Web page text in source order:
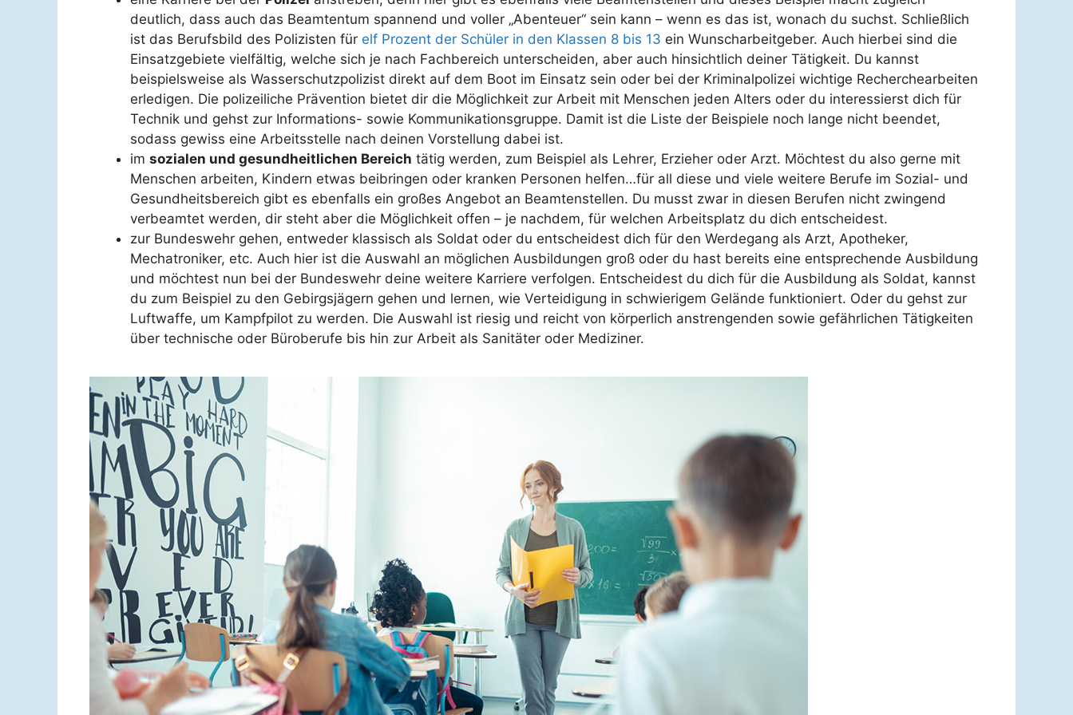
deutlich, dass auch das Beamtentum spannend und voller „Abenteuer“ sein kann – wenn es das ist, wonach du suchst. Schließlich
ist das Berufsbild des Polizisten für elf Prozent der Schüler in den Klassen 8 bis 13 ein Wunscharbeitgeber. Auch hierbei sind die
Einsatzgebiete vielfältig, welche sich je nach Fachbereich unterscheiden, aber auch hinsichtlich deiner Tätigkeit. Du kannst
beispielsweise als Wasserschutzpolizist direkt auf dem Boot im Einsatz sein oder bei der Kriminalpolizei wichtige Recherchearbeiten
erledigen. Die polizeiliche Prävention bietet dir die Möglichkeit zur Arbeit mit Menschen jeden Alters oder du interessierst dich für
Technik und gehst zur Informations- sowie Kommunikationsgruppe. Damit ist die Liste der Beispiele noch lange nicht beendet,
sodass gewiss eine Arbeitsstelle nach deinen Vorstellung dabei ist.
im sozialen und gesundheitlichen Bereich tätig werden, zum Beispiel als Lehrer, Erzieher oder Arzt. Möchtest du also gerne mit
Menschen arbeiten, Kindern etwas beibringen oder kranken Personen helfen…für all diese und viele weitere Berufe im Sozial- und
Gesundheitsbereich gibt es ebenfalls ein großes Angebot an Beamtenstellen. Du musst zwar in diesen Berufen nicht zwingend
verbeamtet werden, dir steht aber die Möglichkeit offen – je nachdem, für welchen Arbeitsplatz du dich entscheidest.
zur Bundeswehr gehen, entweder klassisch als Soldat oder du entscheidest dich für den Werdegang als Arzt, Apotheker,
Mechatroniker, etc. Auch hier ist die Auswahl an möglichen Ausbildungen groß oder du hast bereits eine entsprechende Ausbildung
und möchtest nun bei der Bundeswehr deine weitere Karriere verfolgen. Entscheidest du dich für die Ausbildung als Soldat, kannst
du zum Beispiel zu den Gebirgsjägern gehen und lernen, wie Verteidigung in schwierigem Gelände funktioniert. Oder du gehst zur
Luftwaffe, um Kampfpilot zu werden. Die Auswahl ist riesig und reicht von körperlich anstrengenden sowie gefährlichen Tätigkeiten
über technische oder Büroberufe bis hin zur Arbeit als Sanitäter oder Mediziner.